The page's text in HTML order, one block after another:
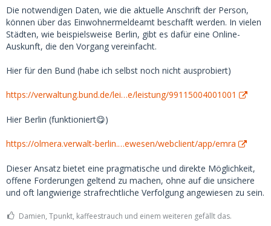
und würde erwartungsfroh am Bahnhof stehen - und
natürlich niemanden antreffen.
Die Userin habe ich natürlich sofort bei MSD, Gmail,
Userin nach etwa 2 Stunden entfernt. Das Geld via Paypal
solchen Überweisungen keinen Käuferschutz gibt.
Kreditkarte, die bei Paypal hinterlegt ist. Wenn ich das
es gewisse Chancen geben. Vorerst habe ich der Userin
10 Uhr Zeit hat, die Kohle zurückzuzahlen, ohne dass ich
weitere Schritte einleite.
Die notwendigen Daten, wie die aktuelle Anschrift der Person,
können über das Einwohnermeldeamt beschafft werden. In vielen
Städten, wie beispielsweise Berlin, gibt es dafür eine Online-
Auskunft, die den Vorgang vereinfacht.
Hier für den Bund (habe ich selbst noch nicht ausprobiert)
https://verwaltung.bund.de/lei…e/leistung/99115004001001
Hier Berlin (funktioniert😋)
https://olmera.verwalt-berlin.…ewesen/webclient/app/emra
Dieser Ansatz bietet eine pragmatische und direkte Möglichkeit,
offene Forderungen geltend zu machen, ohne auf die unsichere
und oft langwierige strafrechtliche Verfolgung angewiesen zu sein.
Damien, Tpunkt, kaffeestrauch und einem weiteren gefällt das.